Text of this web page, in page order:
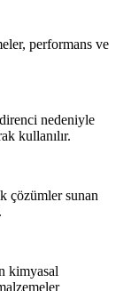
performans ve
nedeniyle
kullanılır.
çözümler sunan
kimyasal